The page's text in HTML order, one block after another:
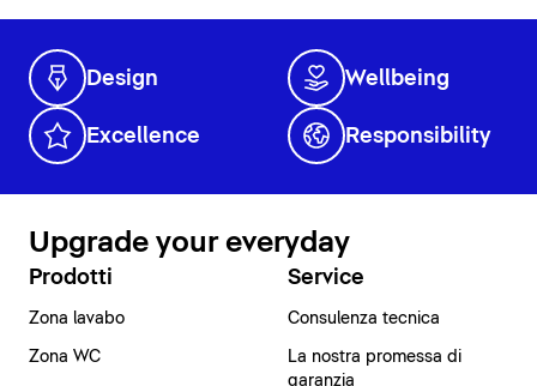
Design Wellbeing
Excellence Responsibility
Upgrade your everyday
Prodotti
Zona lavabo
Zona WC
Service
Consulenza tecnica
La nostra promessa di
garanzia